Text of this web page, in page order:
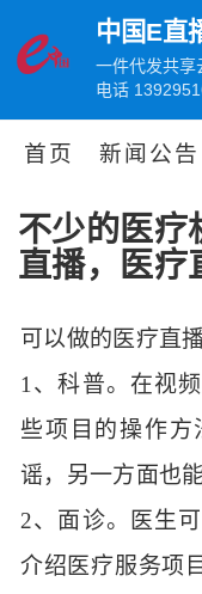
中国E直
一件代发共享
电话
首页 新闻公告
不少的医疗
直播，医疗
可以做的医疗直
1、科普。在视
些项目的操作
谣，另一方面也
2、 面诊。医生
介绍医疗服务项